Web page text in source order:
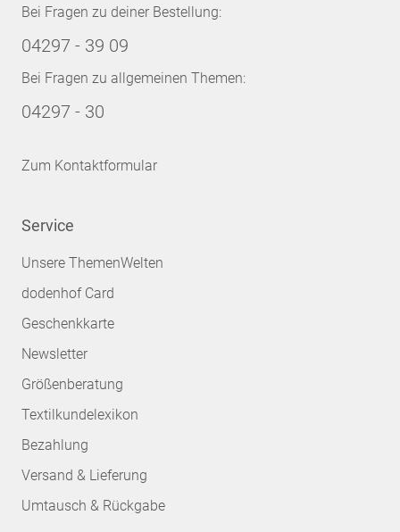
Bei Fragen zu deiner Bestellung:
04297 - 39 09
Bei Fragen zu allgemeinen Themen:
04297 - 30
Zum Kontaktformular
Service
Unsere ThemenWelten
dodenhof Card
Geschenkkarte
Newsletter
Größenberatung
Textilkundelexikon
Bezahlung
Versand & Lieferung
Umtausch & Rückgabe